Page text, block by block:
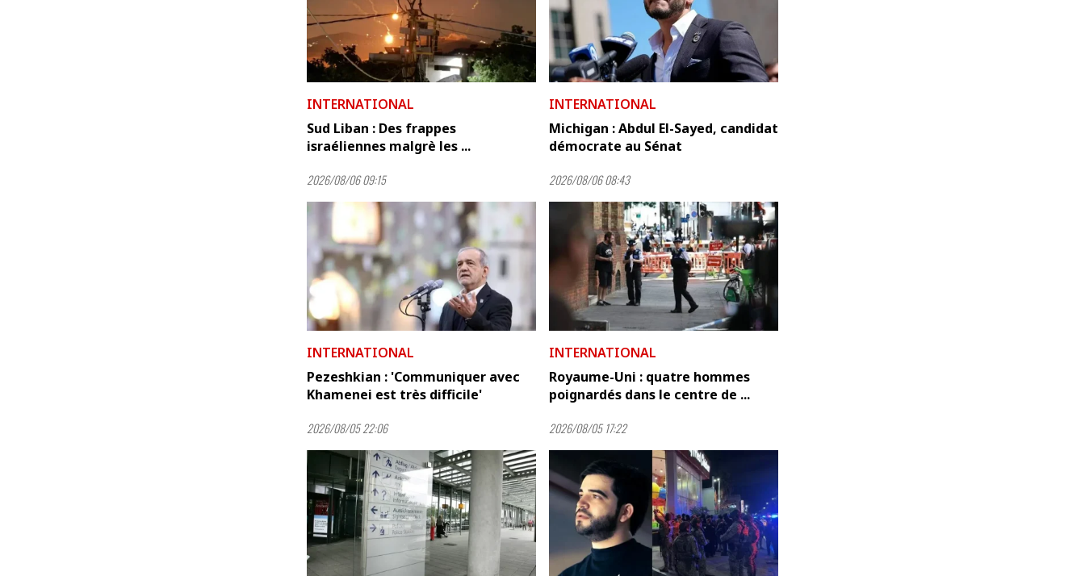
INTERNATIONAL
Sud Liban : Des frappes
israéliennes malgrè les ...
2026/08/06 09:15
INTERNATIONAL
Michigan : Abdul El-Sayed, candidat
démocrate au Sénat
2026/08/06 08:43
INTERNATIONAL
Pezeshkian : 'Communiquer avec
Khamenei est très difficile'
2026/08/05 22:06
INTERNATIONAL
Royaume-Uni : quatre hommes
poignardés dans le centre de ...
2026/08/05 17:22